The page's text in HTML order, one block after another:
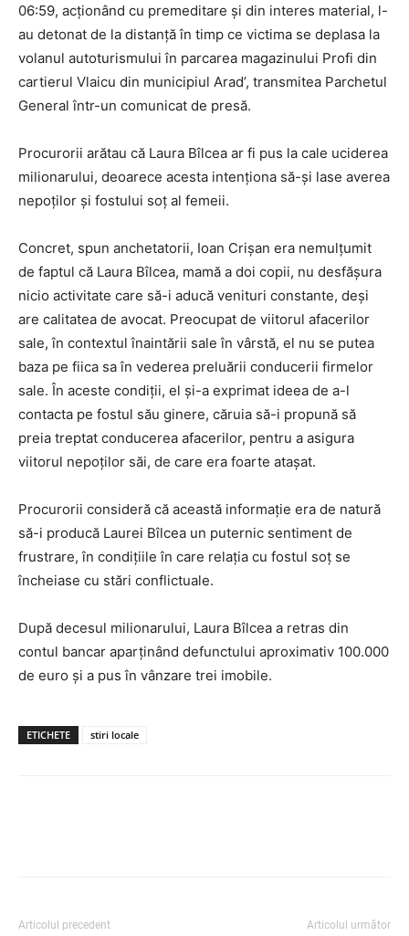
06:59, acționând cu premeditare și din interes material, l-
au detonat de la distanță în timp ce victima se deplasa la
volanul autoturismului în parcarea magazinului Profi din
cartierul Vlaicu din municipiul Arad’, transmitea Parchetul
General într-un comunicat de presă.
Procurorii arătau că Laura Bîlcea ar fi pus la cale uciderea
milionarului, deoarece acesta intenționa să-și lase averea
nepoților și fostului soț al femeii.
Concret, spun anchetatorii, Ioan Crișan era nemulțumit
de faptul că Laura Bîlcea, mamă a doi copii, nu desfășura
nicio activitate care să-i aducă venituri constante, deși
are calitatea de avocat. Preocupat de viitorul afacerilor
sale, în contextul înaintării sale în vârstă, el nu se putea
baza pe fiica sa în vederea preluării conducerii firmelor
sale. În aceste condiții, el și-a exprimat ideea de a-l
contacta pe fostul său ginere, căruia să-i propună să
preia treptat conducerea afacerilor, pentru a asigura
viitorul nepoților săi, de care era foarte atașat.
Procurorii consideră că această informație era de natură
să-i producă Laurei Bîlcea un puternic sentiment de
frustrare, în condițiile în care relația cu fostul soț se
încheiase cu stări conflictuale.
După decesul milionarului, Laura Bîlcea a retras din
contul bancar aparținând defunctului aproximativ 100.000
de euro și a pus în vânzare trei imobile.
ETICHETE stiri locale
Articolul precedent Articolul următor